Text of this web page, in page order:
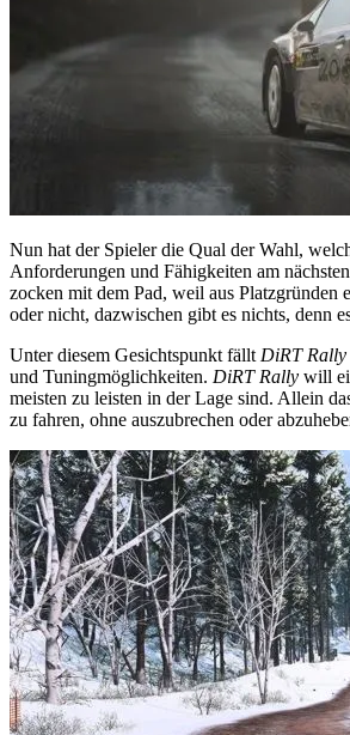
Nun hat der Spieler die Qual der Wahl,
Anforderungen und Fähigkeiten am
zocken mit dem Pad, weil aus Platzgründen
oder nicht, dazwischen gibt es nichts, denn
Unter diesem Gesichtspunkt fällt DiRT Rally
und Tuningmöglichkeiten. DiRT Rally will
meisten zu leisten in der Lage sind. Allein
zu fahren, ohne auszubrechen oder